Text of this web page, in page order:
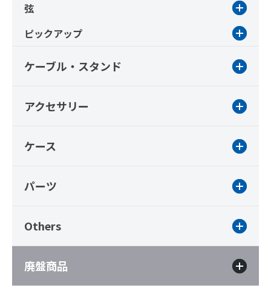
弦
ピックアップ
ケーブル・スタンド
アクセサリー
ケース
パーツ
Others
廃盤商品